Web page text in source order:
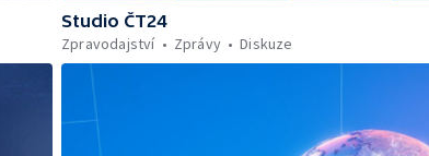
Studio ČT24
Zpravodajství
Zprávy Diskuze